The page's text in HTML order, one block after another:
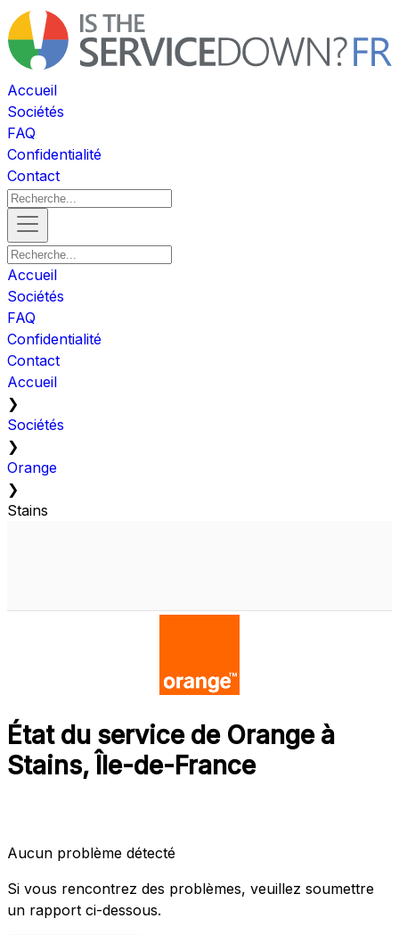
Accueil
Sociétés
FAQ
Confidentialité
Contact
Accueil
Sociétés
FAQ
Confidentialité
Contact
Accueil
❯
Sociétés
❯
Orange
❯
Stains
État du service de Orange à
Stains, Île-de-France
Aucun problème détecté
Si vous rencontrez des problèmes, veuillez soumettre
un rapport ci-dessous.